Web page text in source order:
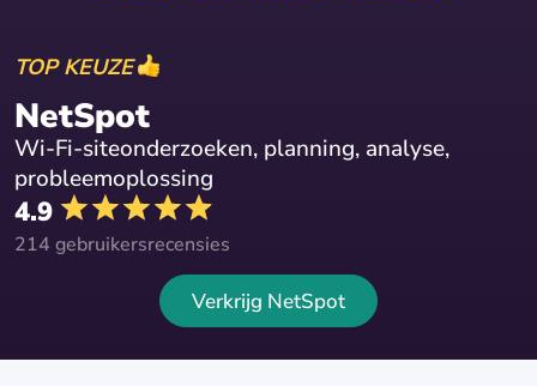
TOP KEUZE
NetSpot
Wi-Fi-siteonderzoeken, planning, analyse,
probleemoplossing
4.9
214 gebruikersrecensies
Verkrijg NetSpot